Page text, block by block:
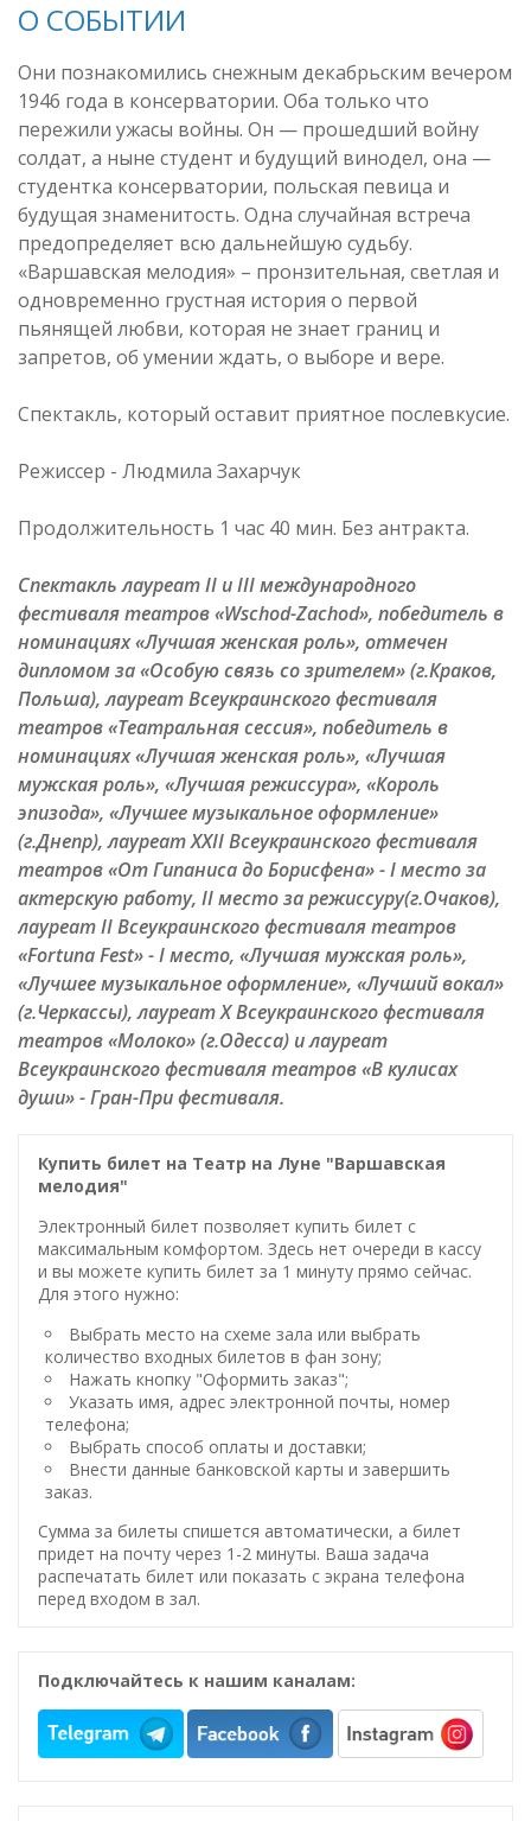
О СОБЫТИИ
Они познакомились снежным декабрьским вечером
1946 года в консерватории. Оба только что
пережили ужасы войны. Он — прошедший войну
солдат, а ныне студент и будущий винодел, она —
студентка консерватории, польская певица и
будущая знаменитость. Одна случайная встреча
предопределяет всю дальнейшую судьбу.
«Варшавская мелодия» – пронзительная, светлая и
одновременно грустная история о первой
пьянящей любви, которая не знает границ и
запретов, об умении ждать, о выборе и вере.
Спектакль, который оставит приятное послевкусие.
Режиссер - Людмила Захарчук
Продолжительность 1 час 40 мин. Без антракта.
Спектакль лауреат II и III международного
фестиваля театров «Wschod-Zachod», победитель в
номинациях «Лучшая женская роль», отмечен
дипломом за «Особую связь со зрителем» (г.Краков,
Польша), лауреат Всеукраинского фестиваля
театров «Театральная сессия», победитель в
номинациях «Лучшая женская роль», «Лучшая
мужская роль», «Лучшая режиссура», «Король
эпизода», «Лучшее музыкальное оформление»
(г.Днепр), лауреат XXII Всеукраинского фестиваля
театров «От Гипаниса до Борисфена» - I место за
актерскую работу, II место за режиссуру(г.Очаков),
лауреат II Всеукраинского фестиваля театров
«Fortuna Fest» - I место, «Лучшая мужская роль»,
«Лучшее музыкальное оформление», «Лучший вокал»
(г.Черкассы), лауреат X Всеукраинского фестиваля
театров «Молоко» (г.Одесса) и лауреат
Всеукраинского фестиваля театров «В кулисах
души» - Гран-При фестиваля.
Купить билет на Театр на Луне "Варшавская
мелодия"
Электронный билет позволяет купить билет с
максимальным комфортом. Здесь нет очереди в кассу
и вы можете купить билет за 1 минуту прямо сейчас.
Для этого нужно:
Выбрать место на схеме зала или выбрать
количество входных билетов в фан зону;
Нажать кнопку "Оформить заказ";
Указать имя, адрес электронной почты, номер
телефона;
Выбрать способ оплаты и доставки;
Внести данные банковской карты и завершить
заказ.
Сумма за билеты спишется автоматически, а билет
придет на почту через 1-2 минуты. Ваша задача
распечатать билет или показать с экрана телефона
перед входом в зал.
Подключайтесь к нашим каналам: